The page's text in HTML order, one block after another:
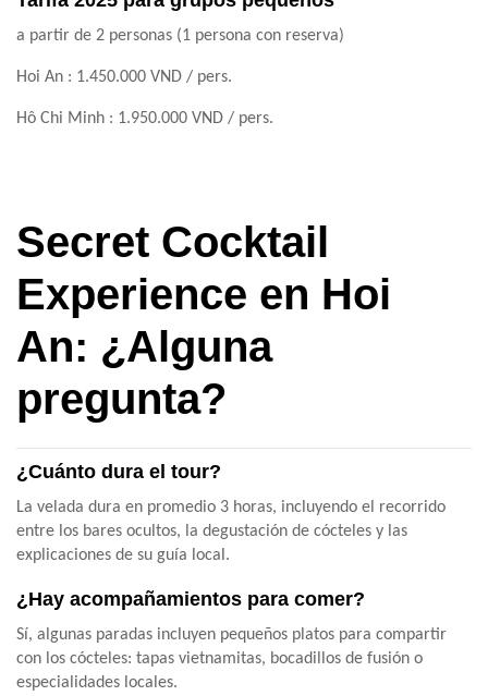
a partir de 2 personas (1 persona con reserva)
Hoi An : 1.450.000 VND / pers.
Hô Chi Minh : 1.950.000 VND / pers.
Secret Cocktail
Experience en Hoi
An: ¿Alguna
pregunta?
¿Cuánto dura el tour?
La velada dura en promedio 3 horas, incluyendo el recorrido
entre los bares ocultos, la degustación de cócteles y las
explicaciones de su guía local.
¿Hay acompañamientos para comer?
Sí, algunas paradas incluyen pequeños platos para compartir
con los cócteles: tapas vietnamitas, bocadillos de fusión o
especialidades locales.